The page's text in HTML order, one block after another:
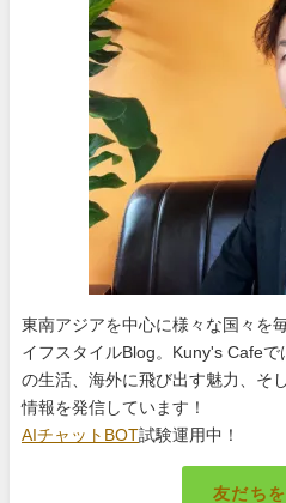
東南アジアを中心に様々な国々を
イフスタイルBlog。Kuny's Cafe
の生活、海外に飛び出す魅力、そ
情報を発信しています！
AIチャットBOT試験運用中！
友だち